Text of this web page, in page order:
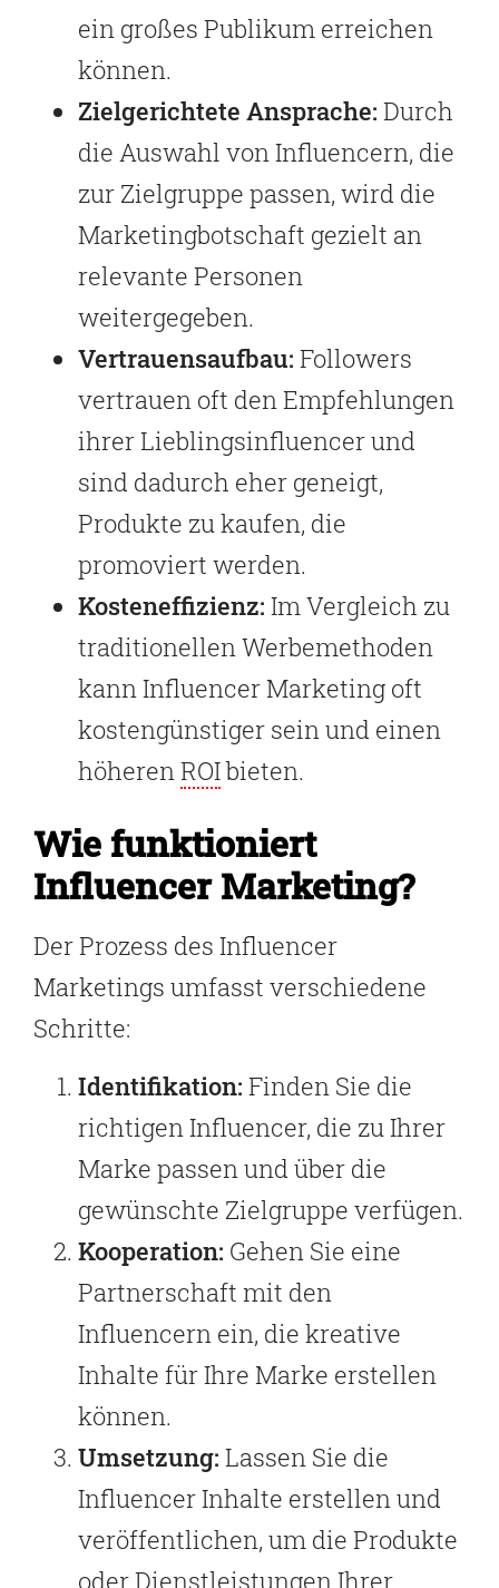
ein großes Publikum erreichen
können.
Zielgerichtete Ansprache: Durch
die Auswahl von Influencern, die
zur Zielgruppe passen, wird die
Marketingbotschaft gezielt an
relevante Personen
weitergegeben.
Vertrauensaufbau: Followers
vertrauen oft den Empfehlungen
ihrer Lieblingsinfluencer und
sind dadurch eher geneigt,
Produkte zu kaufen, die
promoviert werden.
Kosteneffizienz: Im Vergleich zu
traditionellen Werbemethoden
kann Influencer Marketing oft
kostengünstiger sein und einen
höherenROIbieten.
Wie funktioniert
Influencer Marketing?
Der Prozess des Influencer
Marketings umfasst verschiedene
Schritte:
Identifikation: Finden Sie die
richtigen Influencer, die zu Ihrer
Marke passen und über die
gewünschte Zielgruppe verfügen.
Kooperation: Gehen Sie eine
Partnerschaft mit den
Influencern ein, die kreative
Inhalte für Ihre Marke erstellen
können.
Umsetzung: Lassen Sie die
Influencer Inhalte erstellen und
veröffentlichen, um die Produkte
oder Dienstleistungen Ihrer